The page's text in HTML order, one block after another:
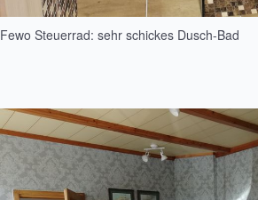
Fewo Steuerrad: sehr schickes Dusch-Bad